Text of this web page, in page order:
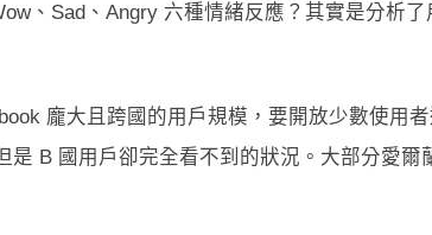
、Sad、Angry 六種情緒反應？其實是分析了
龐大且跨國的用戶規模，要開放少數使用
B 國用戶卻完全看不到的狀況。大部分愛爾